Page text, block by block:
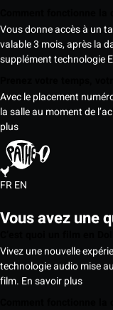
Vous donne accès à un
valable 3 mois, après la
supplément technologie
Avec le placement
la salle au moment de
plus
FREN
Vous avez une
Vivez une nouvelle
technologie audio mise
film. En savoir plus